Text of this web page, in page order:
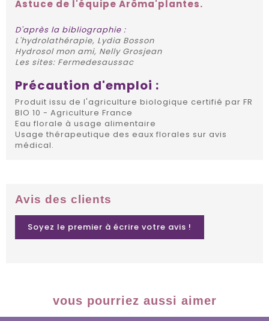
Astuce de l'équipe Arôma'plantes.
D'après la bibliographie :
L'hydrolathérapie, Lydia Bosson
Hydrosol mon ami, Nelly Grosjean
Les sites: Fermedesaussac
Précaution d'emploi :
Produit issu de l'agriculture biologique certifié par FR
BIO 10 - Agriculture France
Eau florale à usage alimentaire
Usage thérapeutique des eaux florales sur avis
médical.
Avis des clients
Soyez le premier à écrire votre avis !
vous pourriez aussi aimer